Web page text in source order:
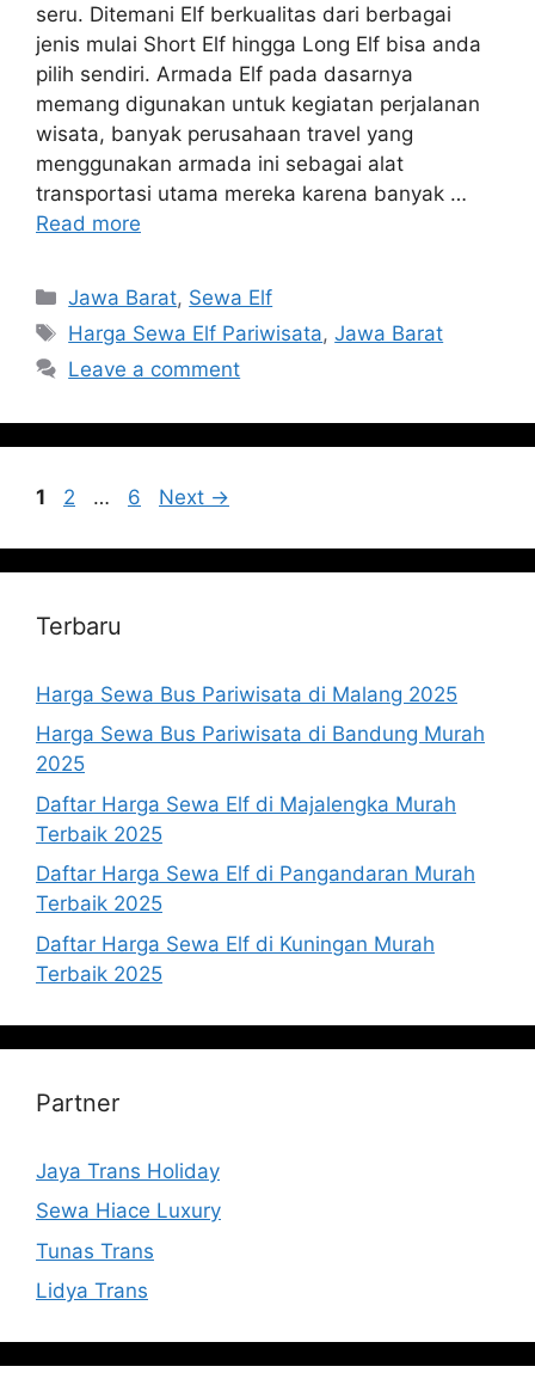
seru. Ditemani Elf berkualitas dari berbagai
jenis mulai Short Elf hingga Long Elf bisa anda
pilih sendiri. Armada Elf pada dasarnya
memang digunakan untuk kegiatan perjalanan
wisata, banyak perusahaan travel yang
menggunakan armada ini sebagai alat
transportasi utama mereka karena banyak …
Read more
Categories
Jawa Barat, Sewa Elf
Tags
Harga Sewa Elf Pariwisata,Jawa Barat
Leave a comment
Page
1 Page
2 … Page
6 Next →
Terbaru
Harga Sewa Bus Pariwisata di Malang 2025
Harga Sewa Bus Pariwisata di Bandung Murah
2025
Daftar Harga Sewa Elf di Majalengka Murah
Terbaik 2025
Daftar Harga Sewa Elf di Pangandaran Murah
Terbaik 2025
Daftar Harga Sewa Elf di Kuningan Murah
Terbaik 2025
Partner
Jaya Trans Holiday
Sewa Hiace Luxury
Tunas Trans
Lidya Trans